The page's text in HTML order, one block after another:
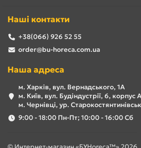
Наші контакти
+38(066) 926 52 55
order@bu-horeca.com.ua
Наша адреса
м. Харків, вул. Вернадського, 1А
м. Київ, вул. Будіндустрії, 6, корпус
м. Чернівці, ур.
9:00 - 18:00 Пн-Пт; 10:00 - 16:00 Сб